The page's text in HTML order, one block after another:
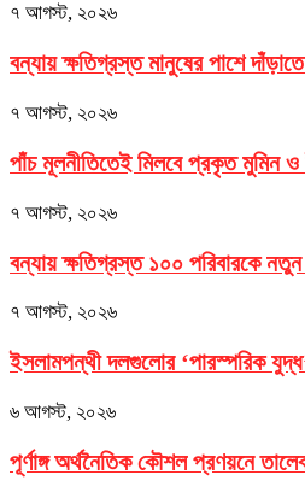
৭ আগস্ট, ২০২৬
বন্যায় ক্ষতিগ্রস্ত মানুষের পাশে
৭ আগস্ট, ২০২৬
পাঁচ মূলনীতিতেই মিলবে প্রকৃত মুমিন
৭ আগস্ট, ২০২৬
বন্যায় ক্ষতিগ্রস্ত ১০০ পরিবারকে নতুন
৭ আগস্ট, ২০২৬
ইসলামপন্থী দলগুলোর ‘পারস্পরিক
৬ আগস্ট, ২০২৬
পূর্ণাঙ্গ অর্থনৈতিক কৌশল প্রণয়নে